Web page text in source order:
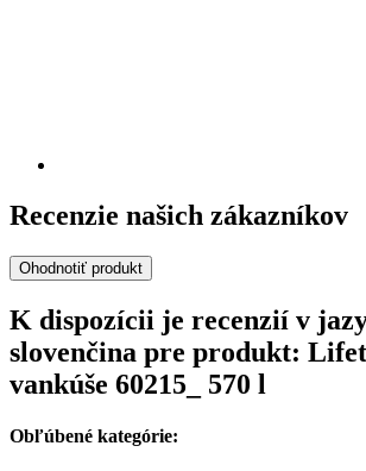
Recenzie našich zákazníkov
Ohodnotiť produkt
K dispozícii je recenzií v
slovenčina pre produkt:
vankúše 60215_ 570 l
Obľúbené kategórie: